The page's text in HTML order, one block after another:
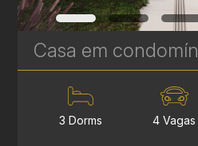
3 Dorms 4 Vagas